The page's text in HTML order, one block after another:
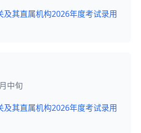
及其直属机构2026年度考试录用
中旬
及其直属机构2026年度考试录用